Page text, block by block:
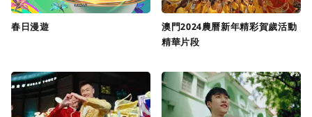
春日漫遊
澳門2024農曆新年精彩賀歲活動
精華片段